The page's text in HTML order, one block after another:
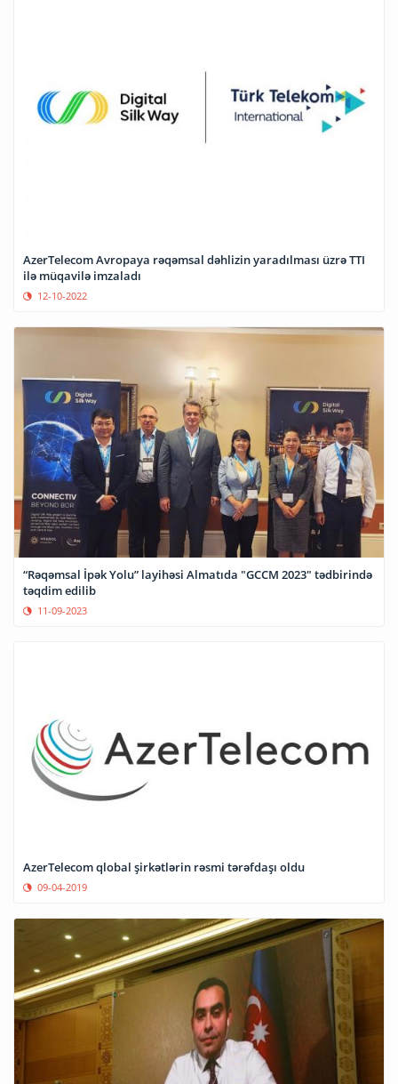
AzerTelecom Avropaya rəqəmsal dəhlizin yaradılması üzrə TTI
ilə müqavilə imzaladı
12-10-2022
“Rəqəmsal İpək Yolu” layihəsi Almatıda "GCCM 2023" tədbirində
təqdim edilib
11-09-2023
AzerTelecom qlobal şirkətlərin rəsmi tərəfdaşı oldu
09-04-2019